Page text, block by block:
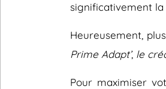
significativement
Heureusement,
Prime Adapt’, le
Pour maximiser